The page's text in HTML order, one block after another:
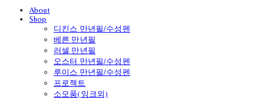
About
Shop
디킨스 만년필/수성펜
베른 만년필
러셀 만년필
오스터 만년필/수성펜
루이스 만년필/수성펜
프로젝트
소모품(잉크외)